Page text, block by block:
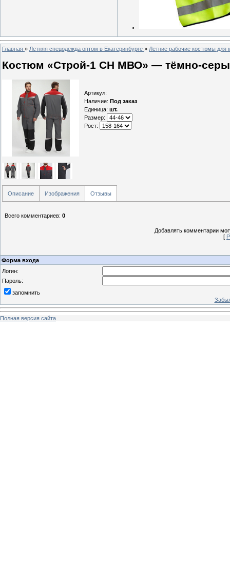
Главная » Летняя спецодежда оптом в Екатеринбурге » Летние рабочие костюмы для
Костюм «Строй-1 CH МВО» — тёмно-
Артикул:
Наличие: Под заказ
Единица: шт.
Размер:
Рост:
Описание Изображения Отзывы
Всего комментариев: 0
Добавлять комментарии
[
Форма входа
Логин:
Пароль:
запомнить
Полная версия сайта